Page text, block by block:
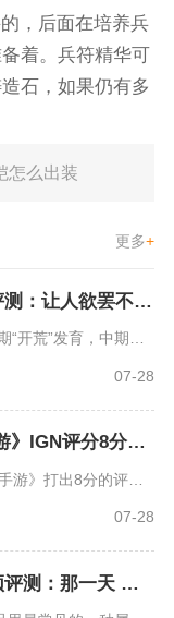
，后面在培养兵
着。兵符精华可
石，如果仍有多
怎么出装
更多+
《重返帝国》评测：让人欲罢不能的新一代策略游戏
SLG就是这样，前期“开荒”发育，中期同盟混战抢地盘，后期争...
07-28
《Apex英雄手游》IGN评分8分：对游戏未来抱有期待
IGN为《Apex英雄手游》打出8分的评价，测评者认为，《A...
07-28
《猫之城》视频评测：那一天 我家的猫变成了猫娘